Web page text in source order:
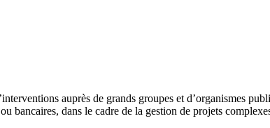
auprès de grands groupes et d’organismes
bancaires, dans le cadre de la gestion de projets